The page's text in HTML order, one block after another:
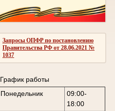
Запросы ОПФР по постановлению
Правительства РФ от 28.06.2021 №
1037
График работы
Понедельник
09:00-
18:00